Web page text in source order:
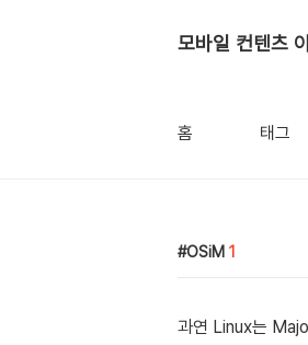
모바일 컨텐츠
홈 태그
OSiM 1
과연 Linux는